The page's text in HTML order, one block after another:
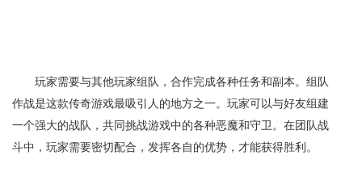
玩家需要与其他玩家组队，合作完成各种任务和副本。组队
作战是这款传奇游戏最吸引人的地方之一。玩家可以与好友组建
一个强大的战队，共同挑战游戏中的各种恶魔和守卫。在团队战
斗中，玩家需要密切配合，发挥各自的优势，才能获得胜利。